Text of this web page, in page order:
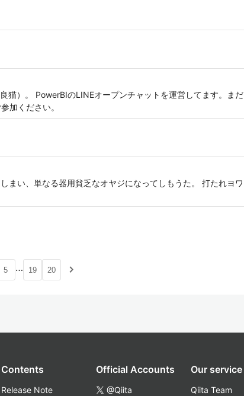
猫）。 PowerBIのLINEオープンチャットを運営してます。まだ
加ください。
まい、単なる器用貧乏なオヤジになってしもうた。 打たれヨワ
5 … 19 20 navigate_next
Contents
Release Note
Official Accounts
@Qiita
Our service
Qiita Team